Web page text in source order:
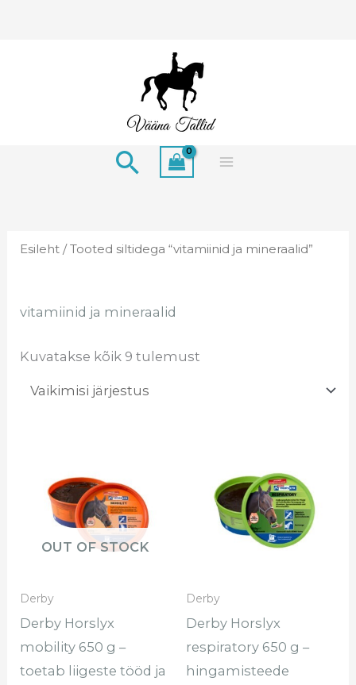
Search
Esileht / Tooted siltidega “vitamiinid ja mineraalid”
vitamiinid ja mineraalid
Kuvatakse kõik 9 tulemust
OUT OF STOCK
Derby
Derby Horslyx
mobility 650 g –
toetab liigeste tööd ja
Derby
Derby Horslyx
respiratory 650 g –
hingamisteede